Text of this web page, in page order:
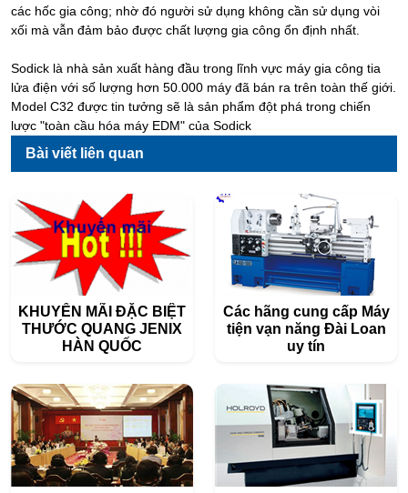
các hốc gia công; nhờ đó người sử dụng không cần sử dụng vòi
xối mà vẫn đảm bảo được chất lượng gia công ổn định nhất.
Sodick là nhà sản xuất hàng đầu trong lĩnh vực máy gia công tia
lửa điện với số lượng hơn 50.000 máy đã bán ra trên toàn thế giới.
Model C32 được tin tưởng sẽ là sản phẩm đột phá trong chiến
lược "toàn cầu hóa máy EDM" của Sodick
Bài viết liên quan
KHUYẾN MÃI ĐẶC BIỆT
THƯỚC QUANG JENIX
HÀN QUỐC
Các hãng cung cấp Máy
tiện vạn năng Đài Loan
uy tín